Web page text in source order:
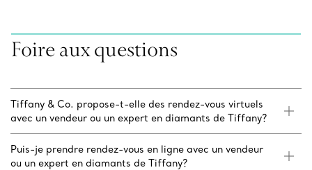
Foire aux questions
Tiffany & Co. propose-t-elle des rendez-vous virtuels
avec un vendeur ou un expert en diamants de Tiffany?
Puis-je prendre rendez-vous en ligne avec un vendeur
ou un expert en diamants de Tiffany?